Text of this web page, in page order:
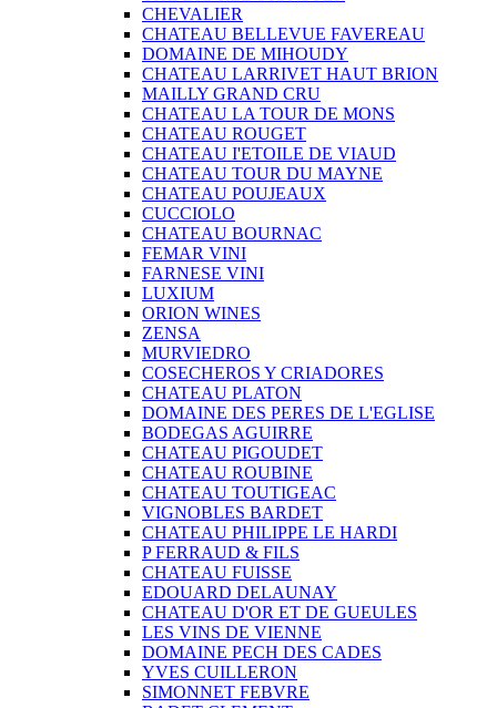
CHEVALIER
CHATEAU BELLEVUE FAVEREAU
DOMAINE DE MIHOUDY
CHATEAU LARRIVET HAUT BRION
MAILLY GRAND CRU
CHATEAU LA TOUR DE MONS
CHATEAU ROUGET
CHATEAU I'ETOILE DE VIAUD
CHATEAU TOUR DU MAYNE
CHATEAU POUJEAUX
CUCCIOLO
CHATEAU BOURNAC
FEMAR VINI
FARNESE VINI
LUXIUM
ORION WINES
ZENSA
MURVIEDRO
COSECHEROS Y CRIADORES
CHATEAU PLATON
DOMAINE DES PERES DE L'EGLISE
BODEGAS AGUIRRE
CHATEAU PIGOUDET
CHATEAU ROUBINE
CHATEAU TOUTIGEAC
VIGNOBLES BARDET
CHATEAU PHILIPPE LE HARDI
P FERRAUD & FILS
CHATEAU FUISSE
EDOUARD DELAUNAY
CHATEAU D'OR ET DE GUEULES
LES VINS DE VIENNE
DOMAINE PECH DES CADES
YVES CUILLERON
SIMONNET FEBVRE